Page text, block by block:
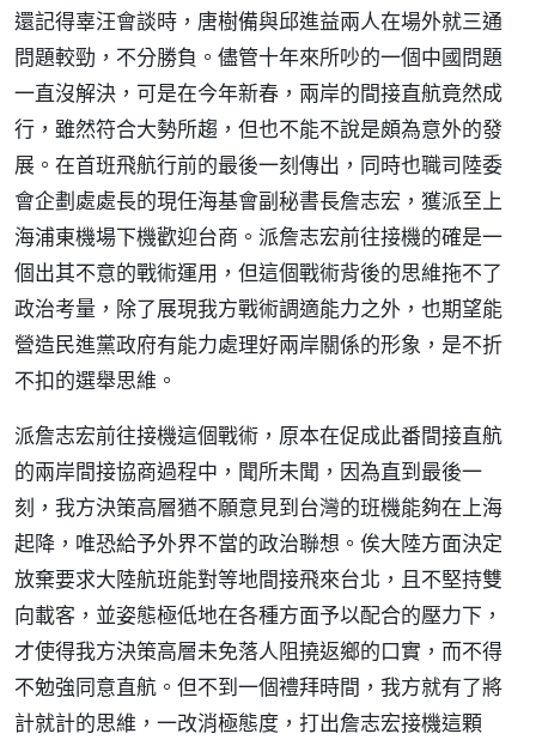
還記得辜汪會談時，唐樹備與邱進益兩人在場外就三通
問題較勁，不分勝負。儘管十年來所吵的一個中國問題
一直沒解決，可是在今年新春，兩岸的間接直航竟然成
行，雖然符合大勢所趨，但也不能不說是頗為意外的發
展。在首班飛航行前的最後一刻傳出，同時也職司陸委
會企劃處處長的現任海基會副秘書長詹志宏，獲派至上
海浦東機場下機歡迎台商。派詹志宏前往接機的確是一
個出其不意的戰術運用，但這個戰術背後的思維拖不了
政治考量，除了展現我方戰術調適能力之外，也期望能
營造民進黨政府有能力處理好兩岸關係的形象，是不折
不扣的選舉思維。
派詹志宏前往接機這個戰術，原本在促成此番間接直航
的兩岸間接協商過程中，聞所未聞，因為直到最後一
刻，我方決策高層猶不願意見到台灣的班機能夠在上海
起降，唯恐給予外界不當的政治聯想。俟大陸方面決定
放棄要求大陸航班能對等地間接飛來台北，且不堅持雙
向載客，並姿態極低地在各種方面予以配合的壓力下，
才使得我方決策高層未免落人阻撓返鄉的口實，而不得
不勉強同意直航。但不到一個禮拜時間，我方就有了將
計就計的思維，一改消極態度，打出詹志宏接機這顆